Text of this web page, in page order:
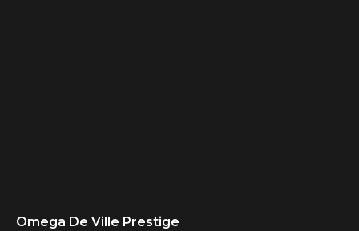
Omega De Ville Prestige